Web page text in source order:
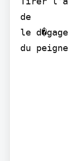
de
le
du peigne